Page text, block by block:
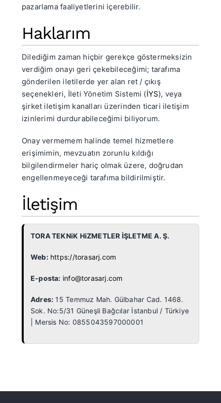
pazarlama faaliyetlerini içerebilir.
Haklarım
Dilediğim zaman hiçbir gerekçe göstermeksizin
verdiğim onayı geri çekebileceğimi; tarafıma
gönderilen iletilerde yer alan ret / çıkış
seçenekleri, İleti Yönetim Sistemi (İYS), veya
şirket iletişim kanalları üzerinden ticari iletişim
izinlerimi durdurabileceğimi biliyorum.
Onay vermemem halinde temel hizmetlere
erişimimin, mevzuatın zorunlu kıldığı
bilgilendirmeler hariç olmak üzere, doğrudan
engellenmeyeceği tarafıma bildirilmiştir.
İletişim
TORA TEKNiK HiZMETLER İŞLETME A. Ş.
Web: https://torasarj.com
E-posta: info@torasarj.com
Adres: 15 Temmuz Mah. Gülbahar Cad. 1468.
Sok. No:5/31 Güneşli Bağcılar İstanbul / Türkiye
| Mersis No: 0855043597000001